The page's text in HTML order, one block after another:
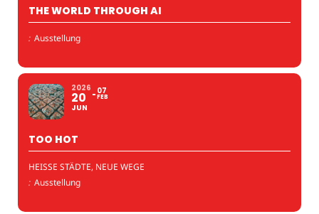
THE WORLD THROUGH AI
: Ausstellung
2026
20
JUN
07
FEB
TOO HOT
HEISSE STÄDTE, NEUE WEGE
: Ausstellung